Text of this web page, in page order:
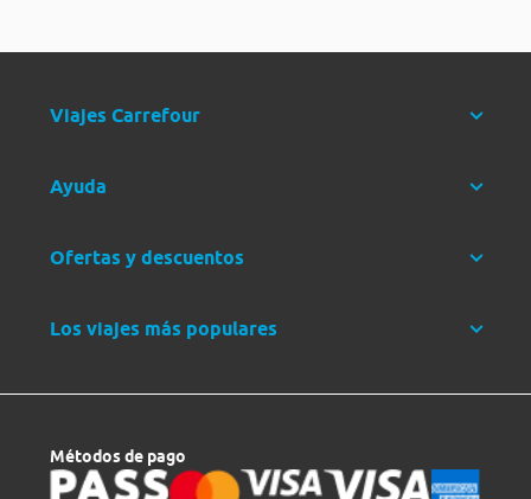
Viajes Carrefour
Ayuda
Ofertas y descuentos
Los viajes más populares
Métodos de pago